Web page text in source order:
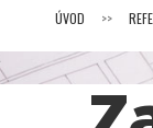
ÚVOD >>